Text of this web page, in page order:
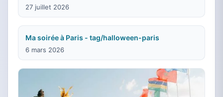
27 juillet 2026
Ma soirée à Paris - tag/halloween-paris
6 mars 2026